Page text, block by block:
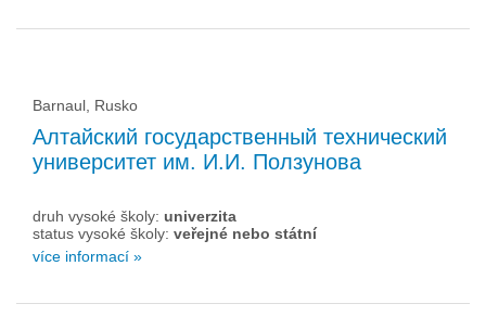
Barnaul, Rusko
Алтайский государственный технический
университет им. И.И. Ползунова
druh vysoké školy: univerzita
status vysoké školy: veřejné nebo státní
více informací »